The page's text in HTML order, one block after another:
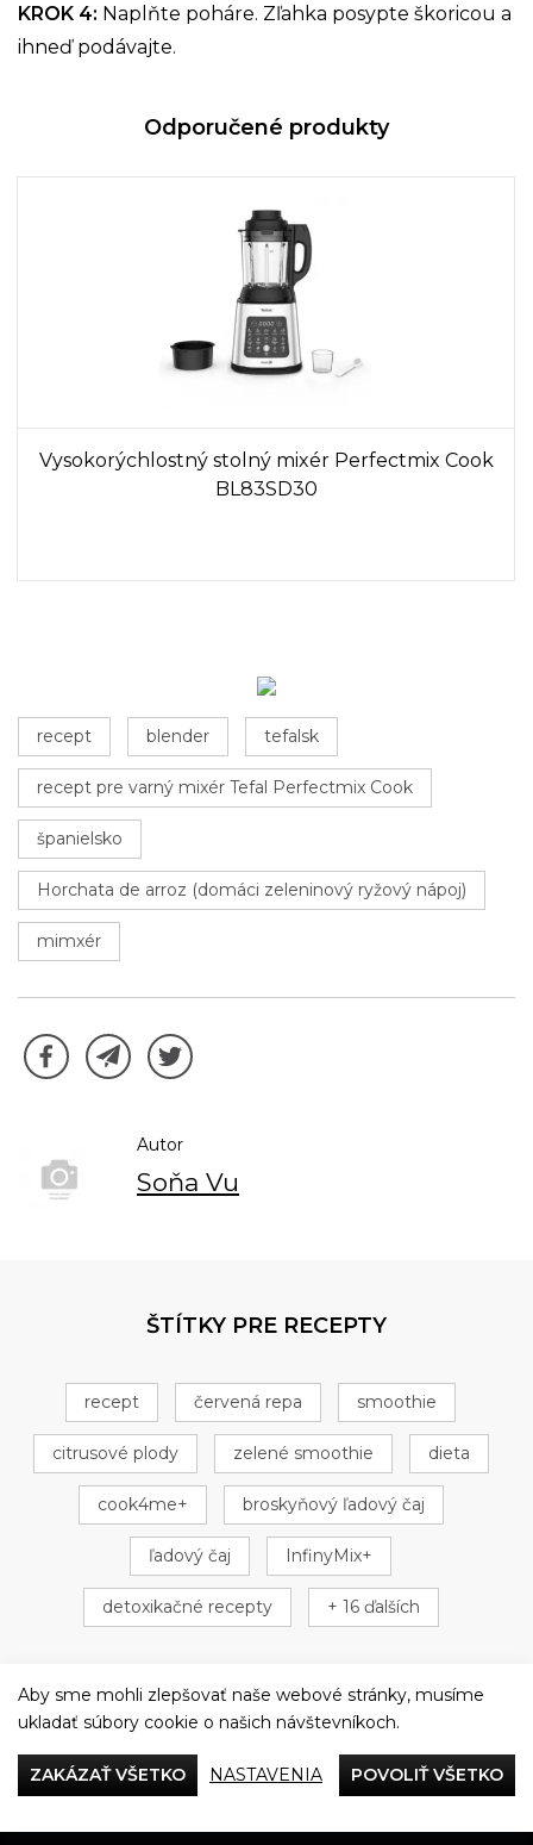
KROK 4: Naplňte poháre. Zľahka posypte škoricou a
ihneď podávajte.
Odporučené produkty
Vysokorýchlostný stolný mixér Perfectmix Cook
BL83SD30
recept blender tefalsk
recept pre varný mixér Tefal Perfectmix Cook
španielsko
Horchata de arroz (domáci zeleninový ryžový nápoj)
mimxér
Autor
Soňa Vu
ŠTÍTKY PRE RECEPTY
recept červená repa smoothie
citrusové plody zelené smoothie dieta
cook4me+ broskyňový ľadový čaj
ľadový čaj InfinyMix+
detoxikačné recepty + 16 ďalších
Večeriame společne
Aby sme mohli zlepšovať naše webové stránky, musíme
ukladať súbory cookie o našich návštevníkoch.
ZAKÁZAŤ VŠETKO NASTAVENIA POVOLIŤ VŠETKO